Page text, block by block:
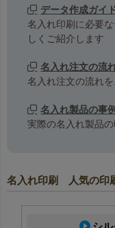
エンボス加工がない、
な風合いのポリエステ
データ作成ガイ
名入れ印刷に必要
しくご紹介します
名入れ注文の流
名入れ注文の流れ
名入れ製品の事
実際の名入れ製品
名入れ印刷 人気の印